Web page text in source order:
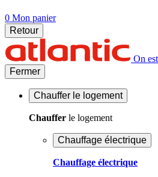
0 Mon panier
Retour
On
Fermer
Chauffer le logement
Chauffer le logement
Chauffage électrique
Chauffage électrique